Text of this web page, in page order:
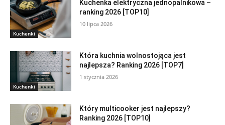
Kuchenki
Kuchenka elektryczna jednopalnikowa –
ranking 2026 [TOP10]
10 lipca 2026
Kuchenki
Która kuchnia wolnostojąca jest
najlepsza? Ranking 2026 [TOP7]
1 stycznia 2026
Który multicooker jest najlepszy?
Ranking 2026 [TOP10]